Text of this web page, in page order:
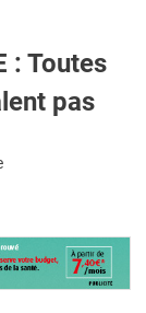
: Toutes
pas